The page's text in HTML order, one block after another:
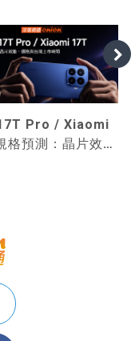
Pro / Xiaomi
格預測：晶片效